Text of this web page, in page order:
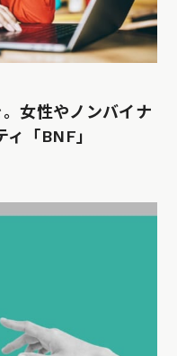
女性やノンバイナ
「BNF」